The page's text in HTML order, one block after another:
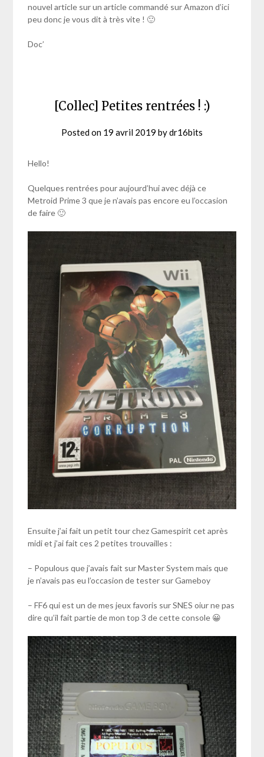
nouvel article sur un article commandé sur Amazon d’ici
peu donc je vous dit à très vite ! 🙂
Doc’
[Collec] Petites rentrées ! :)
Posted on 19 avril 2019 bydr16bits
Hello!
Quelques rentrées pour aujourd’hui avec déjà ce
Metroid Prime 3 que je n’avais pas encore eu l’occasion
de faire 🙂
Ensuite j’ai fait un petit tour chez Gamespirit cet après
midi et j’ai fait ces 2 petites trouvailles :
– Populous que j’avais fait sur Master System mais que
je n’avais pas eu l’occasion de tester sur Gameboy
– FF6 qui est un de mes jeux favoris sur SNES oiur ne pas
dire qu’il fait partie de mon top 3 de cette console 😀